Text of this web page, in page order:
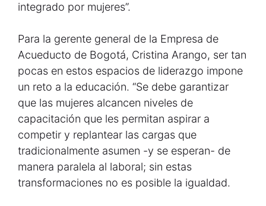
integrado por mujeres”.
Para la gerente general de la Empresa de
Acueducto de Bogotá, Cristina Arango, ser tan
pocas en estos espacios de liderazgo impone
un reto a la educación. “Se debe garantizar
que las mujeres alcancen niveles de
capacitación que les permitan aspirar a
competir y replantear las cargas que
tradicionalmente asumen -y se esperan- de
manera paralela al laboral; sin estas
transformaciones no es posible la igualdad.